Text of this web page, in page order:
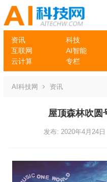
资讯 科技
互联网
AI智能
云计算
专栏
AI科技网 资讯
屋顶森林吹圆
发布: 2020年4月24日